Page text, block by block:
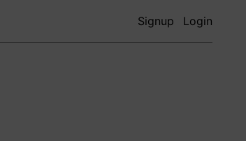
Signup Login